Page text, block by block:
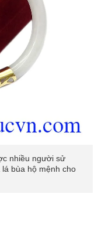
nhiều người sử
bùa hộ mệnh cho